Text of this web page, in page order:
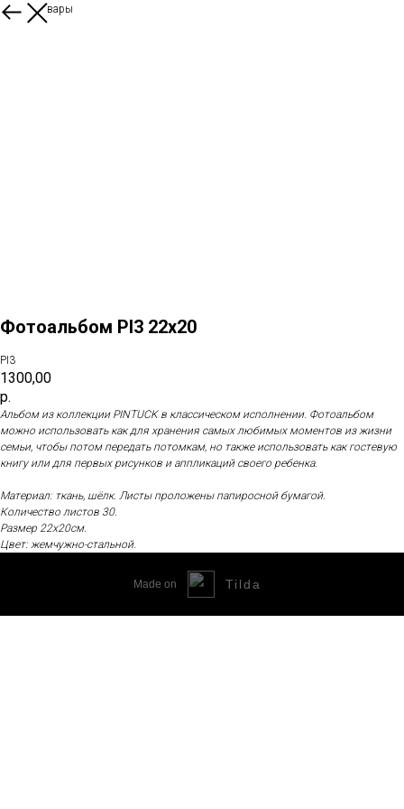
Другие товары
Фотоальбом PI3 22x20
PI3
1300,00
р.
Альбом из коллекции PINTUCK в классическом исполнении. Фотоальбом
можно использовать как для хранения самых любимых моментов из жизни
семьи, чтобы потом передать потомкам, но также использовать как гостевую
книгу или для первых рисунков и аппликаций своего ребенка.
Материал: ткань, шёлк. Листы проложены папиросной бумагой.
Количество листов 30.
Размер 22х20см.
Цвет: жемчужно-стальной.
Made on Tilda